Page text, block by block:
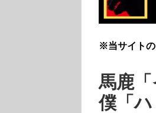
※当サイトの
馬鹿
僕「ハ